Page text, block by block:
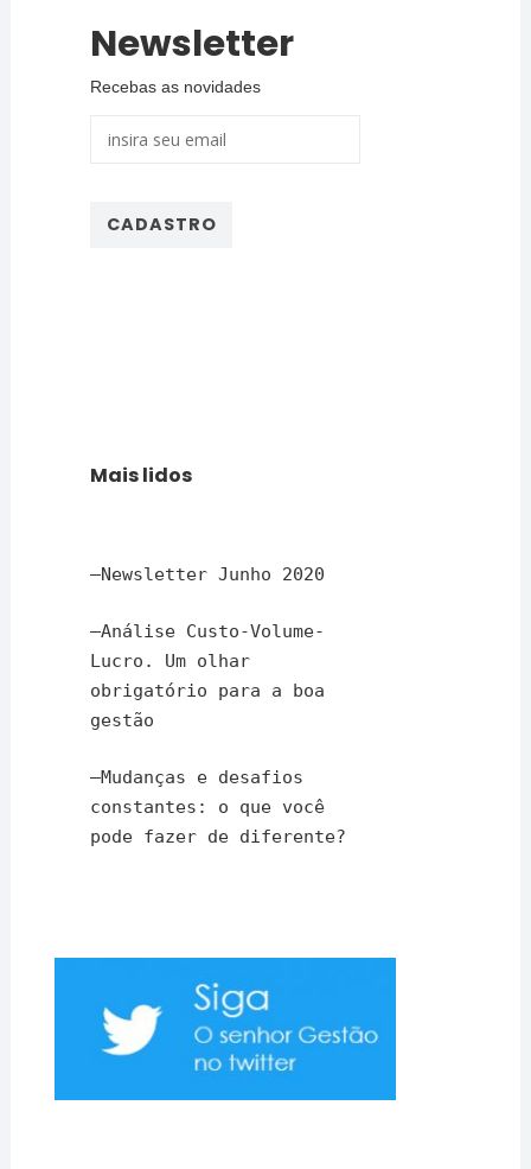
Newsletter
Recebas as novidades
Mais lidos
–Newsletter Junho 2020
–Análise Custo-Volume-
Lucro. Um olhar
obrigatório para a boa
gestão
–Mudanças e desafios
constantes: o que você
pode fazer de diferente?